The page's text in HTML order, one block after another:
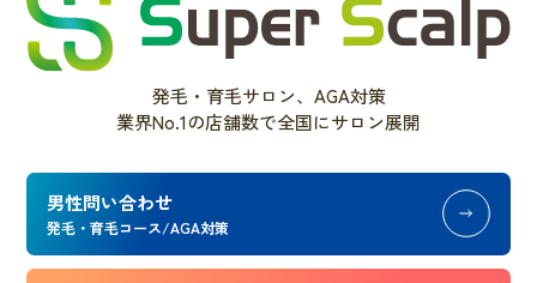
発毛・育毛サロン、AGA対策
業界No.1の店舗数で全国にサロン展開
男性問い合わせ
発毛・育毛コース/AGA対策